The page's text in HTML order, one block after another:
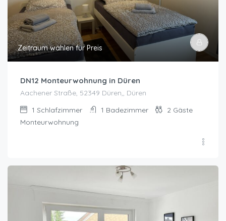
Zeitraum wählen für Preis
DN12 Monteurwohnung in Düren
Aachener Straße, 52349 Düren,, Düren
1 Schlafzimmer 1 Badezimmer 2 Gäste
Monteurwohnung